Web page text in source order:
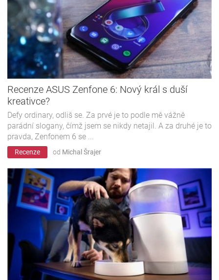
Recenze ASUS Zenfone 6: Nový král s duší
kreativce?
Defy ordinary, odliš se. Za prvé je to podle mě vážně
parádní slogany, čímž jsem se nikdy netajil. A za druhé je to
pravda, Zenfonem 6 se ...
Recenze od Michal Šrajer